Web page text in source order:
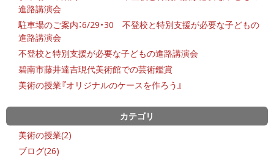
進路講演会
駐車場のご案内：6/29・30 不登校と特別支援が必要な子どもの
進路講演会
不登校と特別支援が必要な子どもの進路講演会
碧南市藤井達吉現代美術館での芸術鑑賞
美術の授業『オリジナルのケースを作ろう』
カテゴリ
美術の授業(2)
ブログ(26)